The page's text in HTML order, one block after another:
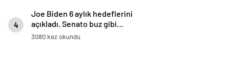
4
açıkladı. Senato buz gibi…
3080 kez okundu